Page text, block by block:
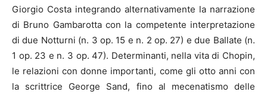
Giorgio Costa integrando alternativamente la narrazione
di Bruno Gambarotta con la competente interpretazione
di due Notturni (n. 3 op. 15 e n. 2 op. 27) e due Ballate (n.
1 op. 23 e n. 3 op. 47). Determinanti, nella vita di Chopin,
le relazioni con donne importanti, come gli otto anni con
la scrittrice George Sand, fino al mecenatismo delle